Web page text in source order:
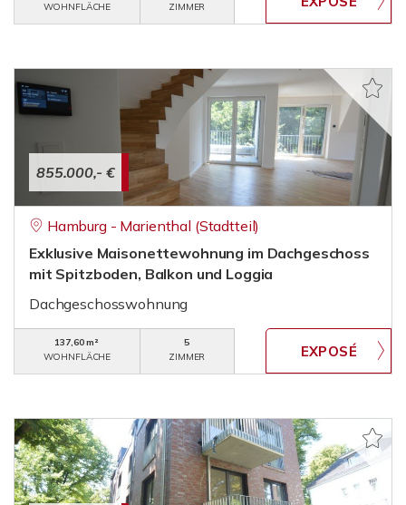
WOHNFLÄCHE
ZIMMER
855.000,- €
Hamburg - Marienthal (Stadtteil)
Exklusive Maisonettewohnung im Dachgeschoss
mit Spitzboden, Balkon und Loggia
Dachgeschosswohnung
137,60 m²
WOHNFLÄCHE
5
ZIMMER